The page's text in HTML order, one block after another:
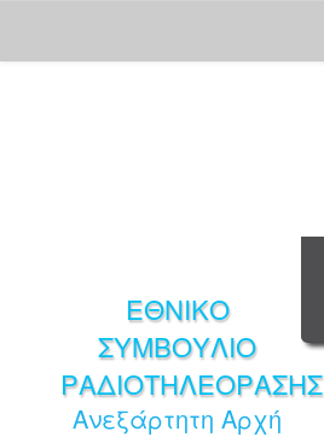
ΕΘΝΙΚΟ
ΣΥΜΒΟΥΛΙΟ
ΡΑΔΙΟΤΗΛΕΟΡΑΣΗΣ
Ανεξάρτητη Αρχή